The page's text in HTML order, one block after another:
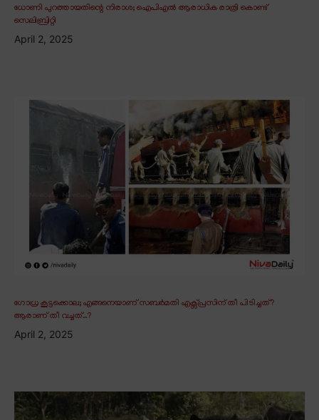
ധോണി പുറത്തായതിന്റെ നിരാശ; ഐപിഎൽ ആരാധിക രാത്രി കൊണ്ട്
സെലിബ്രിറ്റി
April 2, 2025
ഗോധ്ര കൂട്ടക്കൊല; എങ്ങനെയാണ് സബർമതി എക്സ്പ്രസിന് തീ പിടിച്ചത്?
ആരാണ് തീ വച്ചത്..?
April 2, 2025